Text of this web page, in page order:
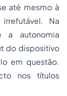
até mesmo à
Na
a autonomia
do dispositivo
em questão.
nos títulos